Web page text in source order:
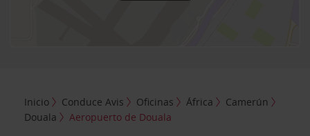
Inicio Conduce Avis Oficinas África
Camerún
Douala
Aeropuerto de Douala